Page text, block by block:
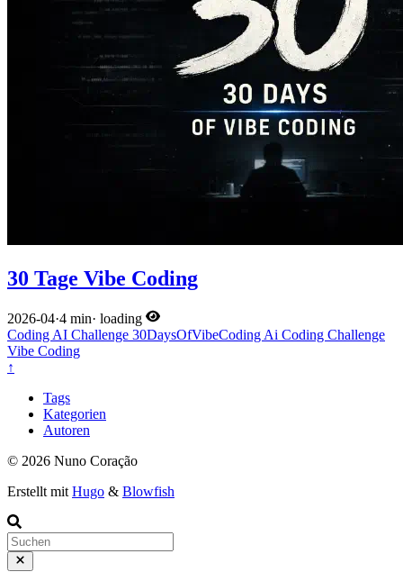
30 Tage Vibe Coding
2026-04·4 min· loading
Coding AI Challenge 30DaysOfVibeCoding Ai Coding Challenge
Vibe Coding
↑
Tags
Kategorien
Autoren
© 2026 Nuno Coração
Erstellt mit Hugo & Blowfish